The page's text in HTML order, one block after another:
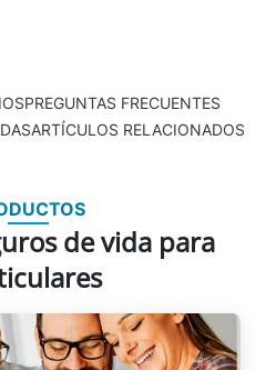
PREGUNTAS FRECUENTES
ARTÍCULOS RELACIONADOS
de vida para